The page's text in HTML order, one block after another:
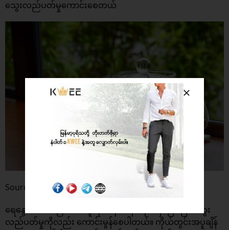
သွေးလည်ပတ်မှုကောင်းစေတယ်
Source: FirstCry Parenting
ရေနွေးသောက်ခြင်းက လူကို လန်းဆန်းနေစေမှာဖြစ်ပြီး သွေး
လည်ပတ်မှုကိုလည်း ကောင်းမွန်စေပါတယ်။ ကိုယ်တွင်းအပူချိန်